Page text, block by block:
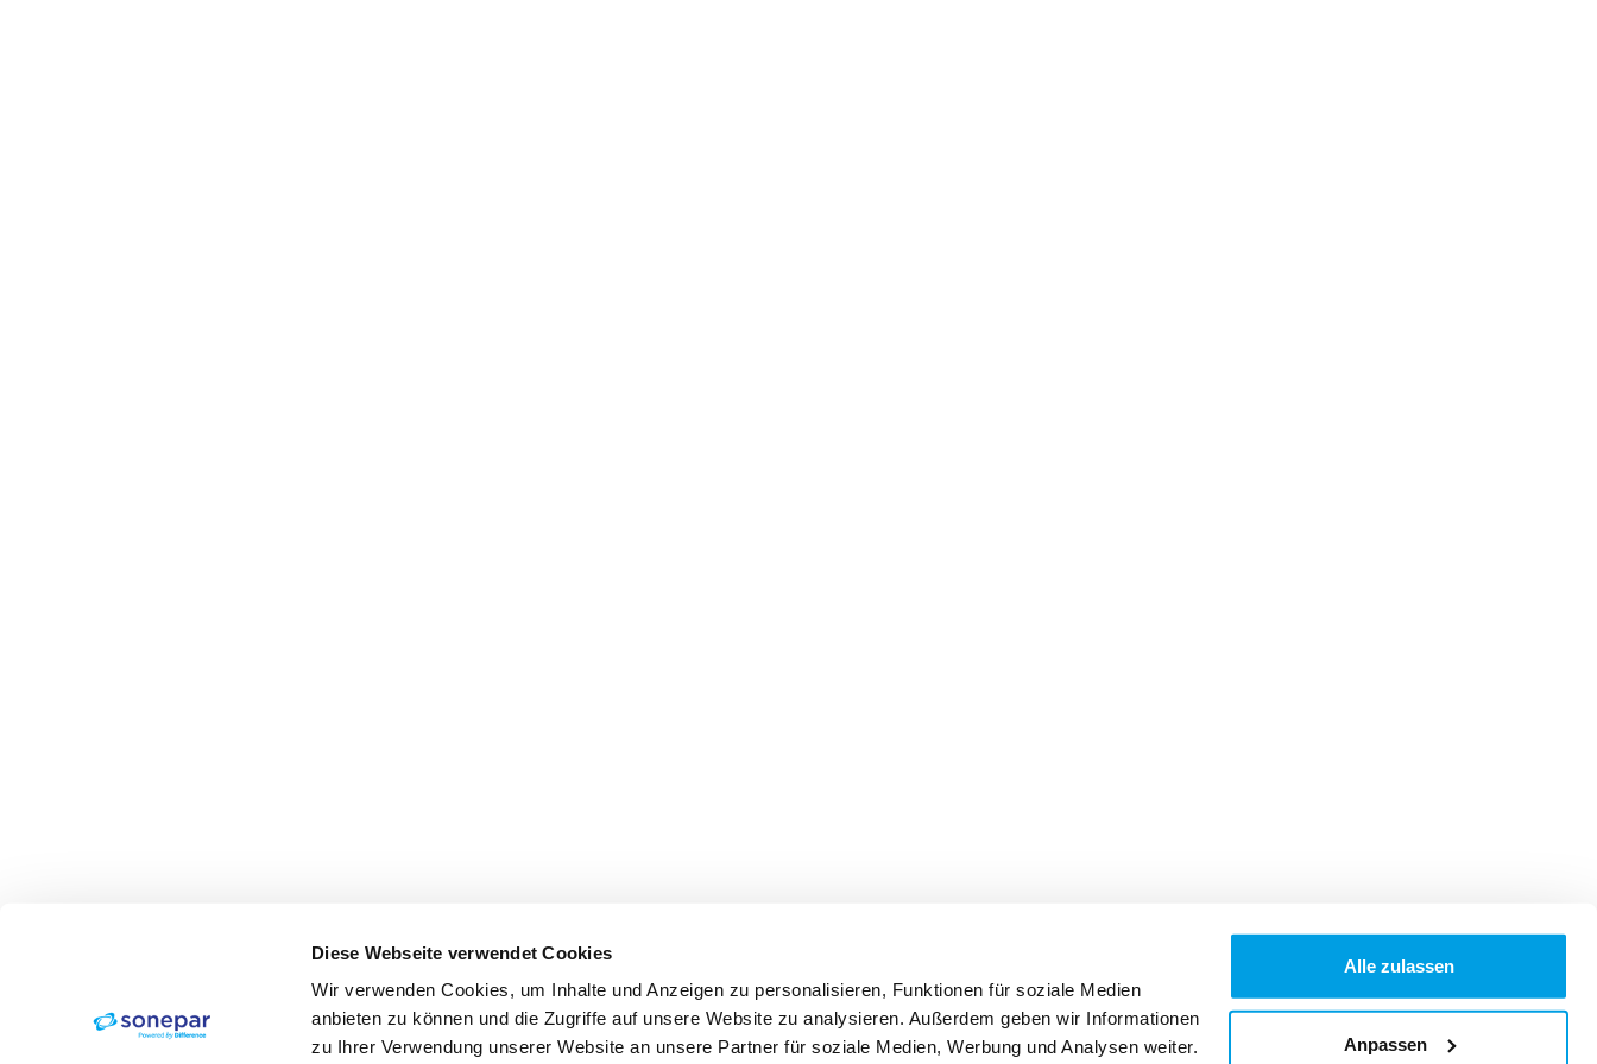
Diese Webseite verwendet Cookies
Wir verwenden Cookies, um Inhalte und Anzeigen zu personalisieren, Funktionen für soziale Medien
anbieten zu können und die Zugriffe auf unsere Website zu analysieren. Außerdem geben wir Informationen
zu Ihrer Verwendung unserer Website an unsere Partner für soziale Medien, Werbung und Analysen weiter.
Alle zulassen
Anpassen